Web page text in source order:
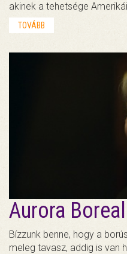
akinek a tehetsége
TOVÁBB
Aurora
Bízzunk benne, hogy a
meleg tavasz, addig is van